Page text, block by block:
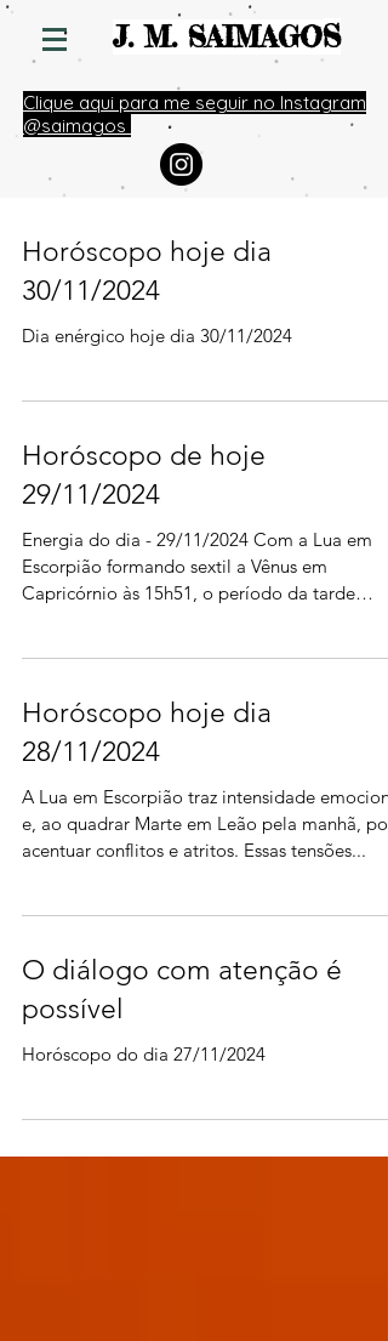
J. M. SAIMAGOS
Clique aqui para me seguir no Instagram
@saimagos
Horóscopo hoje dia
30/11/2024
Dia enérgico hoje dia 30/11/2024
Horóscopo de hoje
29/11/2024
Energia do dia - 29/11/2024 Com a Lua em
Escorpião formando sextil a Vênus em
Capricórnio às 15h51, o período da tarde
Horóscopo hoje dia
28/11/2024
A Lua em Escorpião traz intensidade
e, ao quadrar Marte em Leão pela manhã,
acentuar conflitos e atritos. Essas tensões...
O diálogo com atenção é
possível
Horóscopo do dia 27/11/2024